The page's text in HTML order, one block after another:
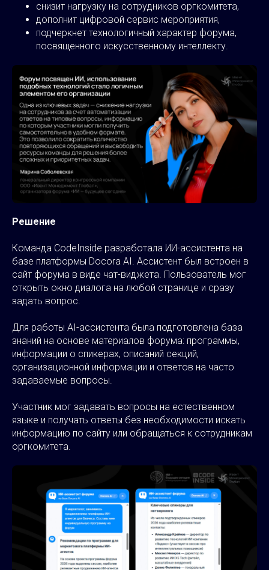
снизит нагрузку на сотрудников оргкомитета,
дополнит цифровой сервис мероприятия,
подчеркнет технологичный характер форума,
посвященного искусственному интеллекту.
Решение
Команда CodeInside разработала ИИ-ассистента на
базе платформы Docora AI. Ассистент был встроен в
сайт форума в виде чат-виджета. Пользователь мог
открыть окно диалога на любой странице и сразу
задать вопрос.
Для работы AI-ассистента была подготовлена база
знаний на основе материалов форума: программы,
информации о спикерах, описаний секций,
организационной информации и ответов на часто
задаваемые вопросы.
Участник мог задавать вопросы на естественном
языке и получать ответы без необходимости искать
информацию по сайту или обращаться к сотрудникам
оргкомитета.